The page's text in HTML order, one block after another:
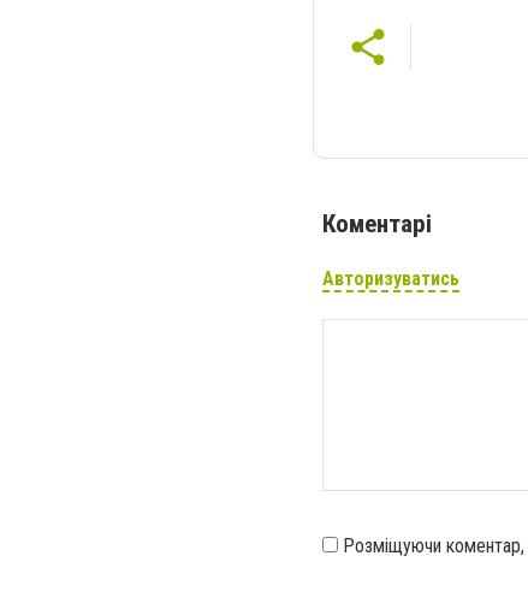
Коментарі
Авторизуватись
Розміщуючи